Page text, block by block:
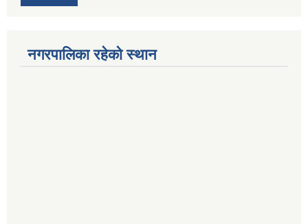
नगरपालिका रहेको स्थान